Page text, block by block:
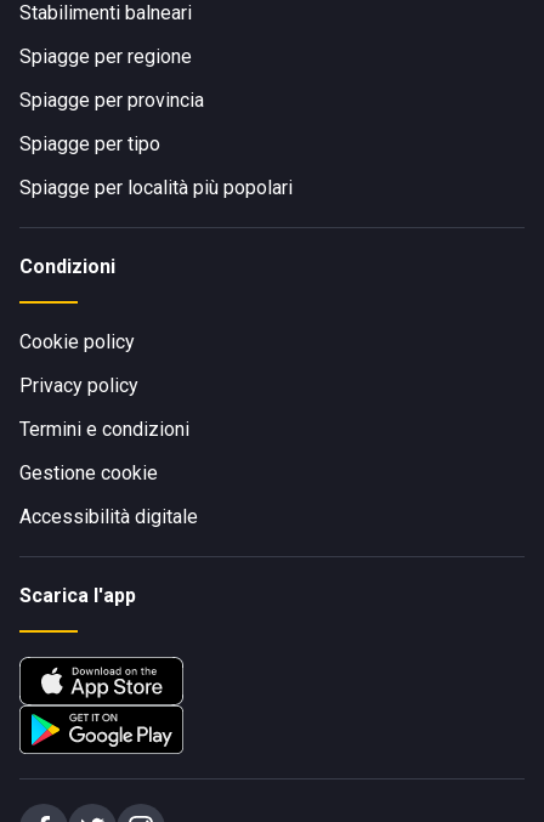
Stabilimenti balneari
Spiagge per regione
Spiagge per provincia
Spiagge per tipo
Spiagge per località più popolari
Condizioni
Cookie policy
Privacy policy
Termini e condizioni
Gestione cookie
Accessibilità digitale
Scarica l'app